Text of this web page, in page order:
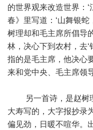
的世界观来改造世界：‘
春》里写道：‘山舞银
树理却和毛主席所倡导
林，决心下到农村，去‘
指的是毛主席，他决心
来和党中央、毛主席领
另一首诗，是赵树理
大寿写的，大字报抄录
偏见劲，日暖不喧华。